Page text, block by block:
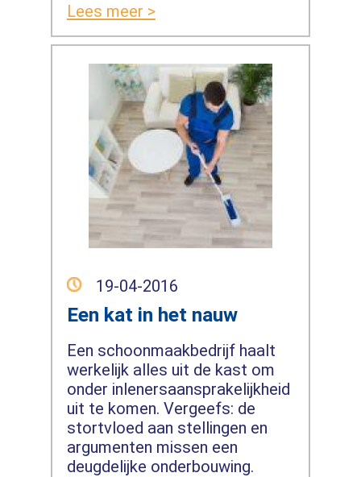
Lees meer >
19-04-2016
Een kat in het nauw
Een schoonmaakbedrijf haalt
werkelijk alles uit de kast om
onder inlenersaansprakelijkheid
uit te komen. Vergeefs: de
stortvloed aan stellingen en
argumenten missen een
deugdelijke onderbouwing.